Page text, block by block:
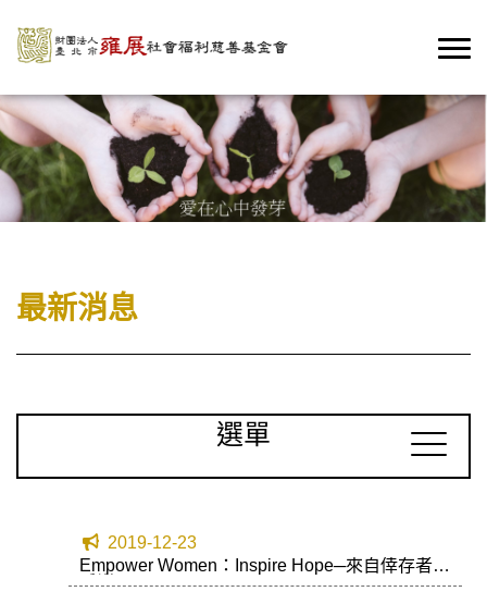
最新消息
選單
2019-12-23
Empower Women：Inspire Hope─來自倖存者的
感謝(2)